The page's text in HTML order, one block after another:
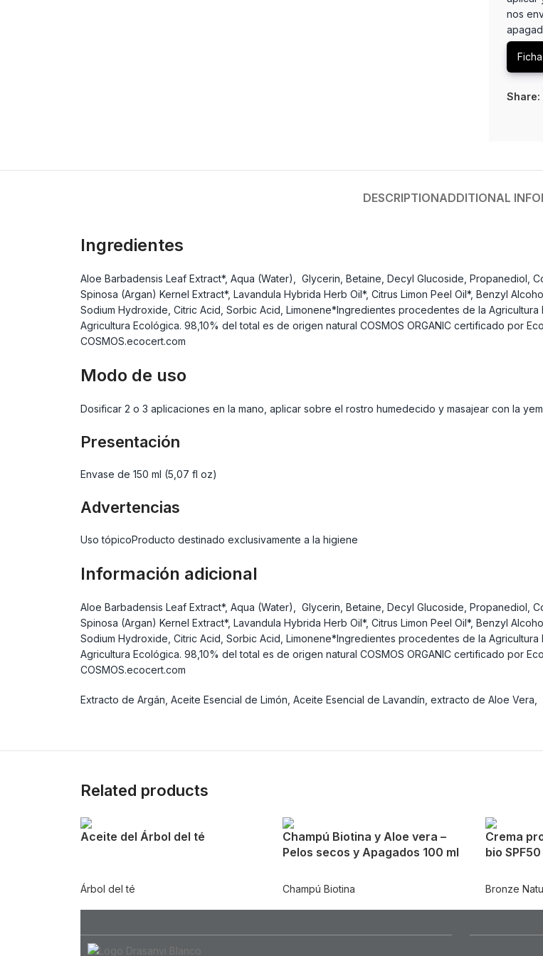
nos
Share:
DESCRIPTIONADDITIONAL
Ingredientes
Aloe Barbadensis Leaf Extract*, Aqua (Water), Glycerin, Betaine, Decyl Glucoside, Propanediol,
Spinosa (Argan) Kernel Extract*, Lavandula Hybrida Herb Oil*, Citrus Limon Peel Oil*, Benzyl
Sodium Hydroxide, Citric Acid, Sorbic Acid, Limonene*Ingredientes procedentes de la
Agricultura Ecológica. 98,10% del total es de origen natural COSMOS ORGANIC certificado por
COSMOS.ecocert.com
Modo de uso
Dosificar 2 o 3 aplicaciones en la mano, aplicar sobre el rostro humedecido y masajear con la
Presentación
Envase de 150 ml (5,07 fl oz)
Advertencias
Uso tópicoProducto destinado exclusivamente a la higiene
Información adicional
Aloe Barbadensis Leaf Extract*, Aqua (Water), Glycerin, Betaine, Decyl Glucoside, Propanediol,
Spinosa (Argan) Kernel Extract*, Lavandula Hybrida Herb Oil*, Citrus Limon Peel Oil*, Benzyl
Sodium Hydroxide, Citric Acid, Sorbic Acid, Limonene*Ingredientes procedentes de la
Agricultura Ecológica. 98,10% del total es de origen natural COSMOS ORGANIC certificado por
COSMOS.ecocert.com
Extracto de Argán, Aceite Esencial de Limón, Aceite Esencial de Lavandín, extracto de Aloe Vera,
Related products
Aceite del Árbol del té
Árbol del té
Champú Biotina y Aloe vera –
Pelos secos y Apagados 100 ml
Champú Biotina
Crema
bio
Bronze